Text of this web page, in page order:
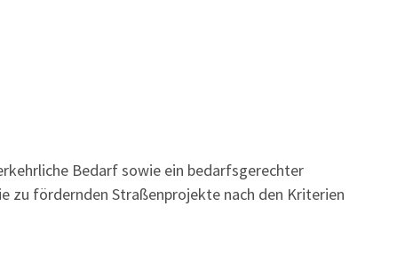
Bedarf sowie ein bedarfsgerechter
zu fördernden Straßenprojekte nach den Kriterien